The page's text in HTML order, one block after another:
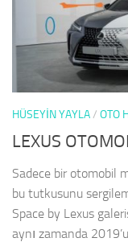
HÜSEYIN YAYLA/ OTO
LEXUS
Sadece bir otomobil
bu tutkusunu
Space by Lexus
aynı zamanda